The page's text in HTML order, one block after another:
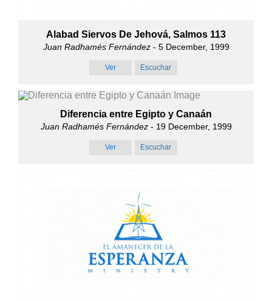
Alabad Siervos De Jehová, Salmos 113
Juan Radhamés Fernández- 5 December, 1999
Ver Escuchar
Diferencia entre Egipto y Canaán
Juan Radhamés Fernández- 19 December, 1999
Ver Escuchar